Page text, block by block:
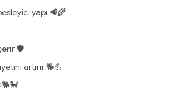
yapı 🥩🌾
🛡️
artırır 🐕💪